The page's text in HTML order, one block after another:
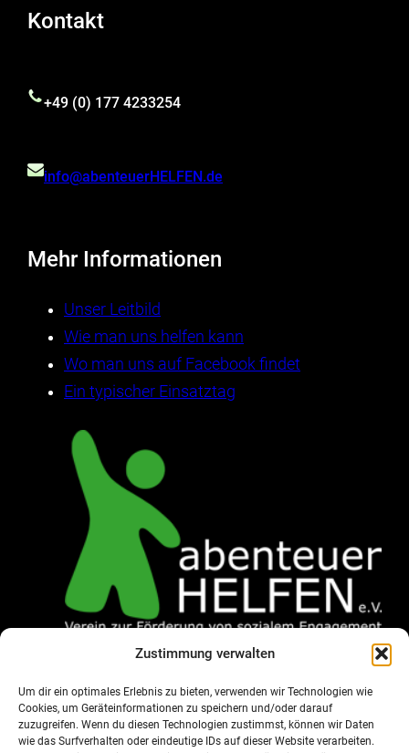
Zustimmung verwalten
Um dir ein optimales Erlebnis zu bieten, verwenden wir Technologien wie
Cookies, um Geräteinformationen zu speichern und/oder darauf
zuzugreifen. Wenn du diesen Technologien zustimmst, können wir Daten
wie das Surfverhalten oder eindeutige IDs auf dieser Website verarbeiten.
Kontakt
+49 (0) 177 4233254
info@abenteuerHELFEN.de
Mehr Informationen
Unser Leitbild
Wie man uns helfen kann
Wo man uns auf Facebook findet
Ein typischer Einsatztag